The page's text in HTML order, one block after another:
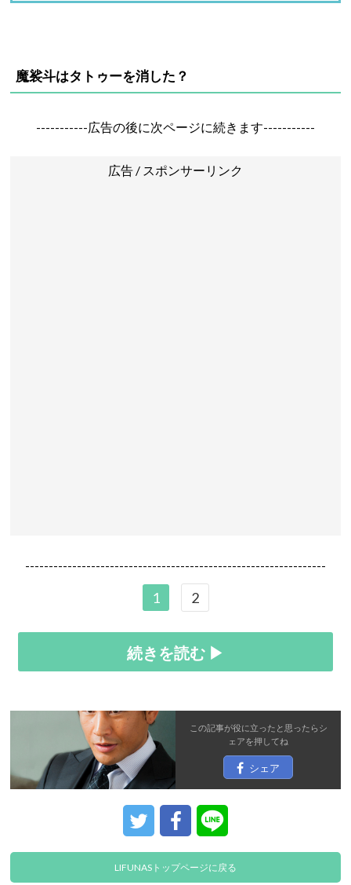
魔裟斗はタトゥーを消した？
-----------広告の後に次ページに続きます-----------
広告 / スポンサーリンク
----------------------------------------------------------------
1 2
続きを読む ▶
この記事が役に立ったと思ったらシ
ェアを押してね
シェア
LIFUNASトップページに戻る